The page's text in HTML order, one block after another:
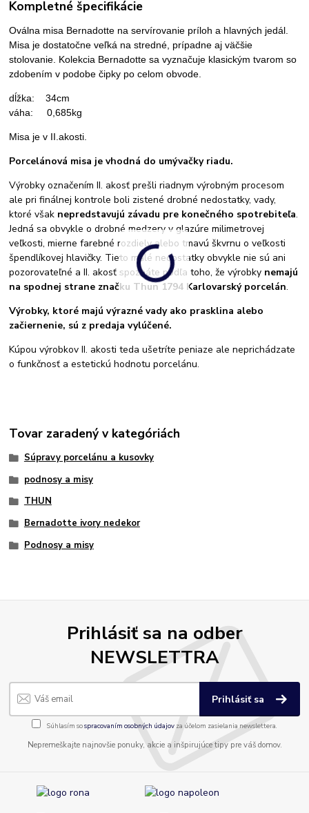
Kompletné špecifikácie
Oválna misa Bernadotte na servírovanie príloh a hlavných jedál.
Misa je dostatočne veľká na stredné, prípadne aj väčšie
stolovanie. Kolekcia Bernadotte sa vyznačuje klasickým tvarom so
zdobením v podobe čipky po celom obvode.
dĺžka: 34cm
váha: 0,685kg
Misa je v II.akosti.
Porcelánová misa je vhodná do umývačky riadu.
Výrobky označením II. akosť prešli riadnym výrobným procesom
ale pri finálnej kontrole boli zistené drobné nedostatky, vady,
ktoré však nepredstavujú závadu pre konečného spotrebiteľa.
Jedná sa obvykle o drobné medzery v glazúre milimetrovej
veľkosti, mierne farebné rozdiely alebo tmavú škvrnu o veľkosti
špendlíkovej hlavičky. Tieto malé nedostatky obvykle nie sú ani
pozorovateľné a II. akosť spoznáte podľa toho, že výrobky nemajú
na spodnej strane značku Thun 1794 Karlovarský porcelán.
Výrobky, ktoré majú výrazné vady ako prasklina alebo
začiernenie, sú z predaja vylúčené.
Kúpou výrobkov II. akosti teda ušetríte peniaze ale neprichádzate
o funkčnosť a estetickú hodnotu porcelánu.
Tovar zaradený v kategóriách
Súpravy porcelánu a kusovky
podnosy a misy
THUN
Bernadotte ivory nedekor
Podnosy a misy
Prihlásiť sa na odber
NEWSLETTRA
Prihlásiť sa
Súhlasím sospracovaním osobných údajov za účelom zasielania newslettera.
Nepremeškajte najnovšie ponuky, akcie a inšpirujúce tipy pre váš domov.